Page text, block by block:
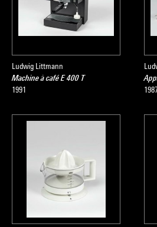
Ludwig Littmann
Machine à café E 400 T
1991